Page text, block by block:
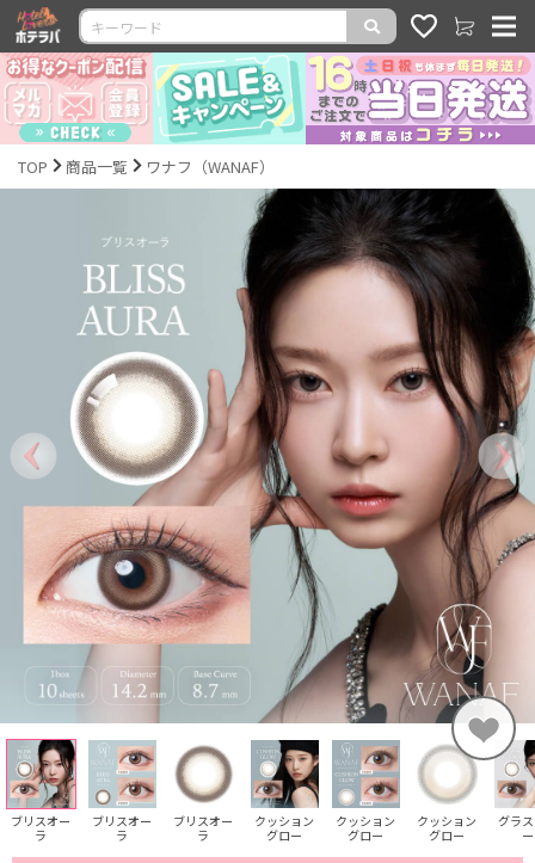
TOP 商品一覧 ワナフ（WANAF）
ブリスオー
ラ
ブリスオー
ラ
ブリスオー
ラ
クッション
グロー
クッション
グロー
クッション
グロー
グラ
ー